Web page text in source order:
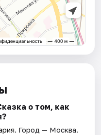
о том, как
. Город — Москва.